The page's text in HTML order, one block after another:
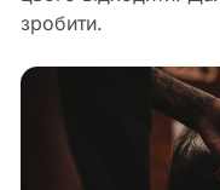
зробити.